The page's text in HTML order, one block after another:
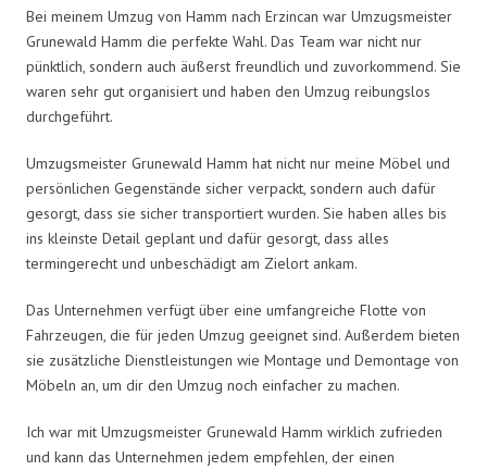
Bei meinem Umzug von Hamm nach Erzincan war Umzugsmeister
Grunewald Hamm die perfekte Wahl. Das Team war nicht nur
pünktlich, sondern auch äußerst freundlich und zuvorkommend. Sie
waren sehr gut organisiert und haben den Umzug reibungslos
durchgeführt.
Umzugsmeister Grunewald Hamm hat nicht nur meine Möbel und
persönlichen Gegenstände sicher verpackt, sondern auch dafür
gesorgt, dass sie sicher transportiert wurden. Sie haben alles bis
ins kleinste Detail geplant und dafür gesorgt, dass alles
termingerecht und unbeschädigt am Zielort ankam.
Das Unternehmen verfügt über eine umfangreiche Flotte von
Fahrzeugen, die für jeden Umzug geeignet sind. Außerdem bieten
sie zusätzliche Dienstleistungen wie Montage und Demontage von
Möbeln an, um dir den Umzug noch einfacher zu machen.
Ich war mit Umzugsmeister Grunewald Hamm wirklich zufrieden
und kann das Unternehmen jedem empfehlen, der einen